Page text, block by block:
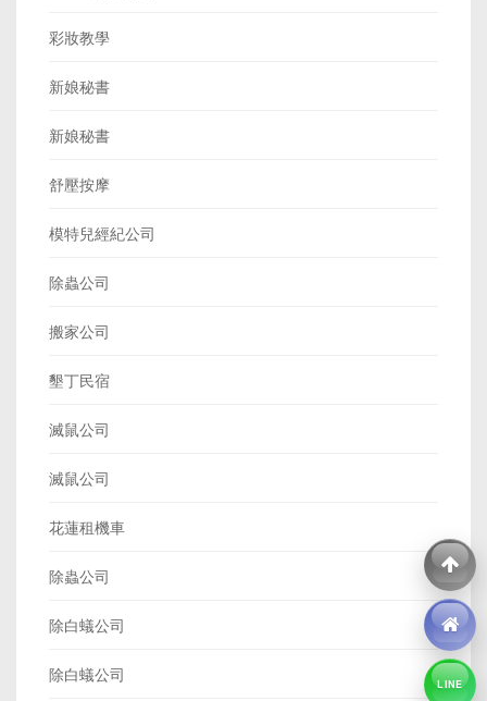
彩妝教學
新娘秘書
新娘秘書
舒壓按摩
模特兒經紀公司
除蟲公司
搬家公司
墾丁民宿
滅鼠公司
滅鼠公司
花蓮租機車
除蟲公司
除白蟻公司
除白蟻公司 LINE